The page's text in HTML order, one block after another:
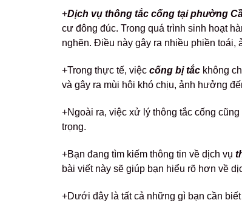
+Dịch vụ thông tắc cống tại phường
cư đông đúc. Trong quá trình sinh hoạt
nghẽn. Điều này gây ra nhiều phiền
+Trong thực tế, việc cống bị tắc không
và gây ra mùi hôi khó chịu, ảnh hưởng
+Ngoài ra, việc xử lý thông tắc cống
trọng.
+Bạn đang tìm kiếm thông tin về dịch vụ
bài viết này sẽ giúp bạn hiểu rõ hơn về
+Dưới đây là tất cả những gì bạn cần